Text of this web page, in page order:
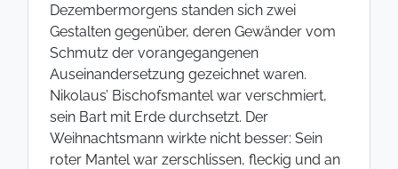
Dezembermorgens standen sich zwei
Gestalten gegenüber, deren Gewänder vom
Schmutz der vorangegangenen
Auseinandersetzung gezeichnet waren.
Nikolaus’ Bischofsmantel war verschmiert,
sein Bart mit Erde durchsetzt. Der
Weihnachtsmann wirkte nicht besser: Sein
roter Mantel war zerschlissen, fleckig und an